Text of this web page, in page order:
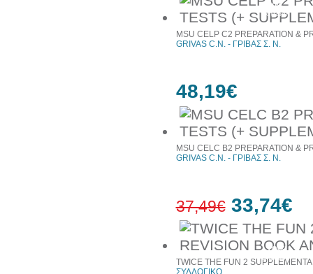
10%
έκπτωση
MSU CELP C2 PREPARATION &
GRIVAS C.N. - ΓΡΙΒΑΣ Σ. Ν.
48,19€
10%
έκπτωση
MSU CELC B2 PREPARATION &
GRIVAS C.N. - ΓΡΙΒΑΣ Σ. Ν.
37,49€ 33,74€
TWICE THE FUN 2
ΣΥΛΛΟΓΙΚΟ